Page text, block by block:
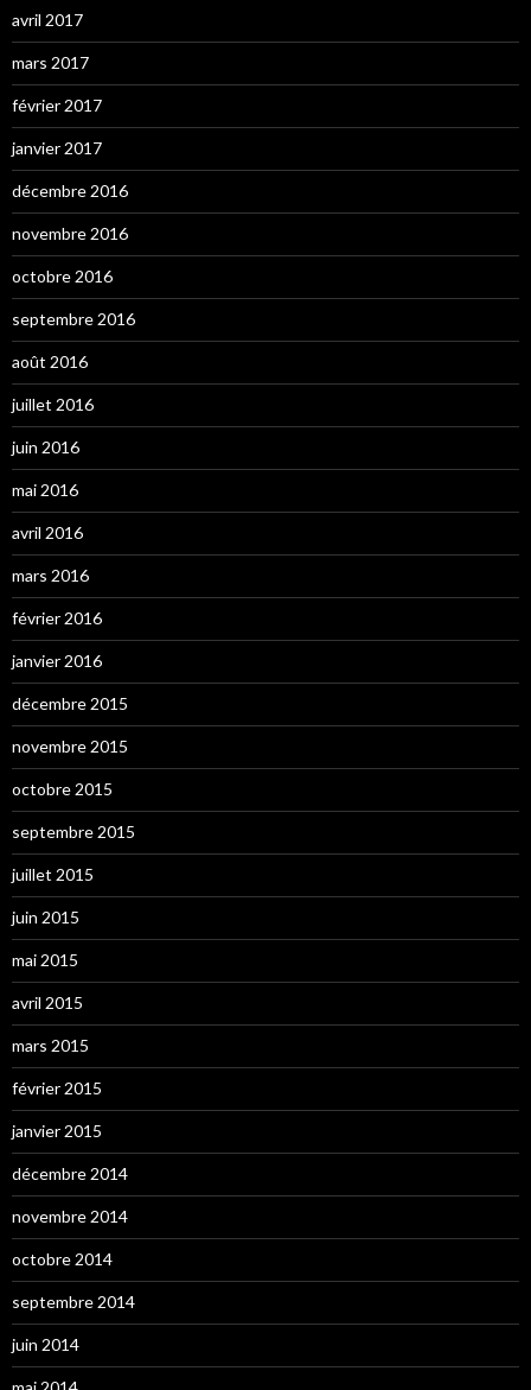
avril 2017
mars 2017
février 2017
janvier 2017
décembre 2016
novembre 2016
octobre 2016
septembre 2016
août 2016
juillet 2016
juin 2016
mai 2016
avril 2016
mars 2016
février 2016
janvier 2016
décembre 2015
novembre 2015
octobre 2015
septembre 2015
juillet 2015
juin 2015
mai 2015
avril 2015
mars 2015
février 2015
janvier 2015
décembre 2014
novembre 2014
octobre 2014
septembre 2014
juin 2014